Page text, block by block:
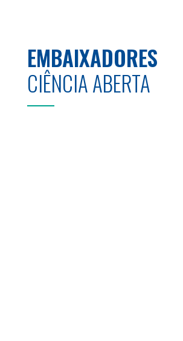
EMBAIXADORES
CIÊNCIA ABERTA